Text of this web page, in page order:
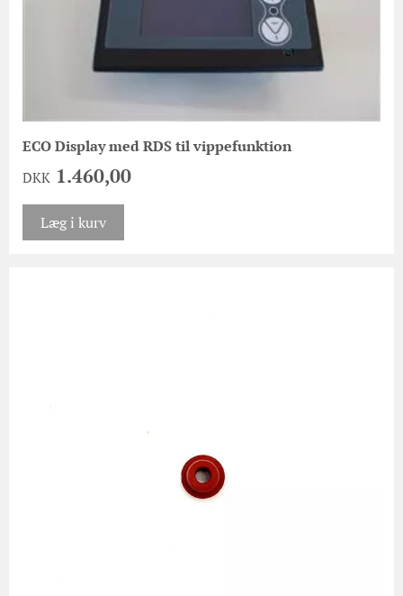
ECO Display med RDS til vippefunktion
DKK 1.460,00
Læg i kurv